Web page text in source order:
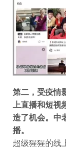
第二，受疫情
上直播和短
造了机会。中
播。
超级猩猩的线